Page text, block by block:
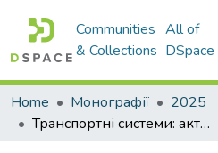
Communities
& Collections
All of
DSpace
Home Монографії
2025
Транспортні системи: актуальні проблеми планування, функціонування та аналізу : колективна монографія